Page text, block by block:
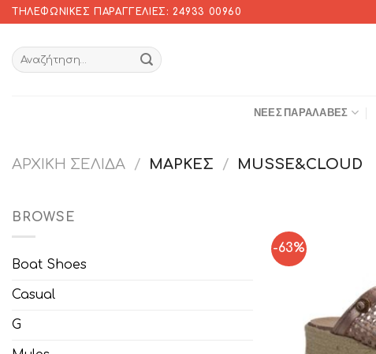
Skip
to
content
ΤΗΛΕΦΩΝΙΚΈΣ ΠΑΡΑΓΓΕΛΊΕΣ: 24933 00960
ΝΈΕΣ ΠΑΡΑΛΑΒΈΣ
ΑΡΧΙΚΉ ΣΕΛΊΔΑ / ΜΆΡΚΕΣ / MUSSE&CLOUD
BROWSE
Boat Shoes
Casual
G
-63%